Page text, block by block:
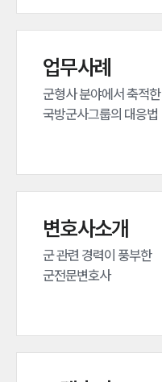
업무사례
군형사 분야에서 축적한
국방군사그룹의 대응법
변호사소개
군 관련 경력이 풍부한
군전문변호사